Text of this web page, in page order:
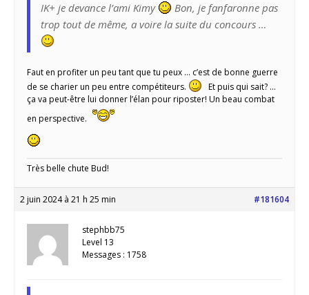
IK+ je devance l’ami Kimy
Bon, je fanfaronne pas
trop tout de même, a voire la suite du concours …
Faut en profiter un peu tant que tu peux … c’est de bonne guerre
de se charier un peu entre compétiteurs.
Et puis qui sait? …
ça va peut-être lui donner l’élan pour riposter! Un beau combat
en perspective.
Très belle chute Bud!
2 juin 2024 à 21 h 25 min #181604
stephbb75
Level 13
Messages : 1758